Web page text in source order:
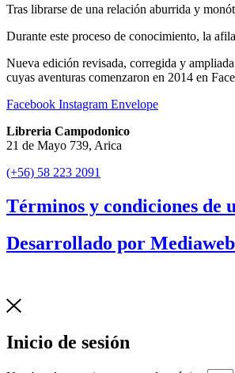
Tras librarse de una relación aburrida y
Durante este proceso de conocimiento, la
Nueva edición revisada, corregida y
cuyas aventuras comenzaron en 2014 en
Facebook Instagram Envelope
Libreria Campodonico
21 de Mayo 739, Arica
(+56) 58 223 2091
Términos y condiciones de
Desarrollado por
Inicio de sesión